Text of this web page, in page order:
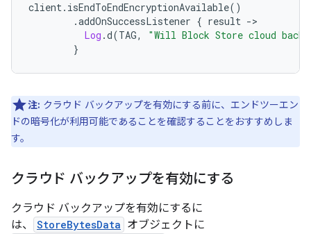
client. isEndToEndEncryptionAvailable()
.addOnSuccessListener { result ->
Log .d(TAG,
"Will Block Store cloud
}
注: クラウド バックアップを有効にする前に、エンドツーエン
ドの暗号化が利用可能であることを確認することをおすすめしま
す。
クラウド バックアップを有効にする
クラウド バックアップを有効にするに
は、
StoreBytesData オブジェクトに